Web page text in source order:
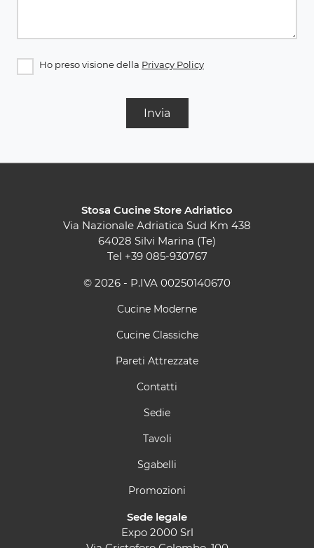
Ho preso visione della Privacy Policy
Invia
Stosa Cucine Store Adriatico
Via Nazionale Adriatica Sud Km 438
64028 Silvi Marina (Te)
Tel +39 085-930767
© 2026 - P.IVA 00250140670
Cucine Moderne
Cucine Classiche
Pareti Attrezzate
Contatti
Sedie
Tavoli
Sgabelli
Promozioni
Sede legale
Expo 2000 Srl